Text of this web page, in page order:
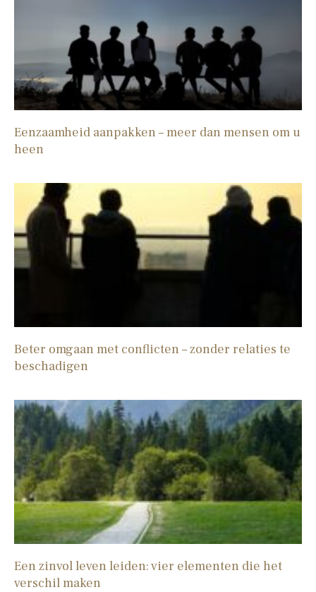
Eenzaamheid aanpakken – meer dan mensen om u
heen
Beter omgaan met conflicten – zonder relaties te
beschadigen
Een zinvol leven leiden: vier elementen die het
verschil maken